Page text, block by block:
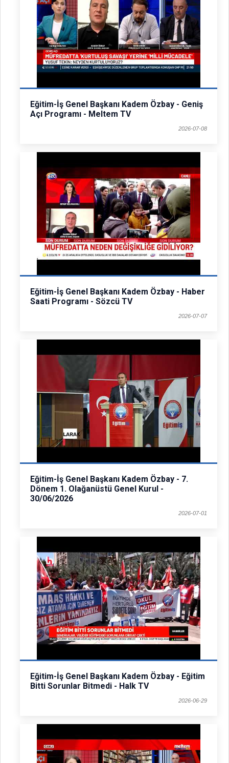
Eğitim-İş Genel Başkanı Kadem Özbay - Geniş
Açı Programı - Meltem TV
2026-07-08
Eğitim-İş Genel Başkanı Kadem Özbay - Haber
Saati Programı - Sözcü TV
2026-07-07
Eğitim-İş Genel Başkanı Kadem Özbay - 7.
Dönem 1. Olağanüstü Genel Kurul -
30/06/2026
2026-07-01
Eğitim-İş Genel Başkanı Kadem Özbay - Eğitim
Bitti Sorunlar Bitmedi - Halk TV
2026-06-29